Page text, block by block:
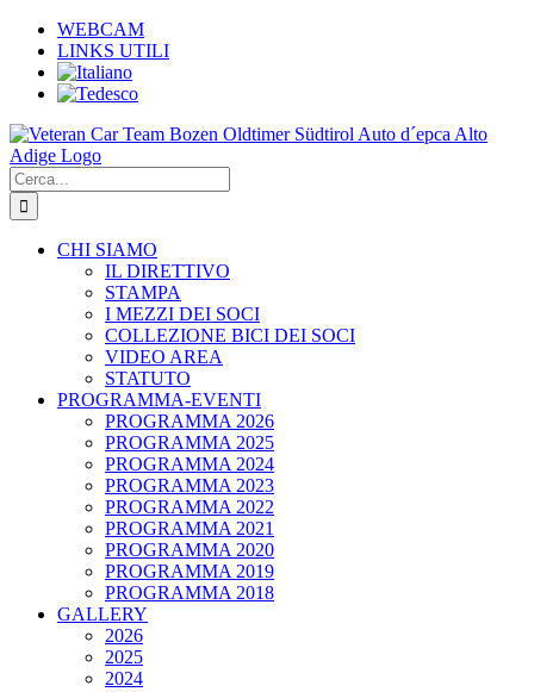
Salta
contenuto
WEBCAM
LINKS UTILI
Cerca
per:
CHI SIAMO
IL DIRETTIVO
STAMPA
I MEZZI DEI SOCI
COLLEZIONE BICI DEI SOCI
VIDEO AREA
STATUTO
PROGRAMMA-EVENTI
PROGRAMMA 2026
PROGRAMMA 2025
PROGRAMMA 2024
PROGRAMMA 2023
PROGRAMMA 2022
PROGRAMMA 2021
PROGRAMMA 2020
PROGRAMMA 2019
PROGRAMMA 2018
GALLERY
2026
2025
2024